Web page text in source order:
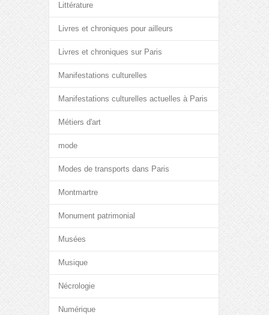
Littérature
Livres et chroniques pour ailleurs
Livres et chroniques sur Paris
Manifestations culturelles
Manifestations culturelles actuelles à Paris
Métiers d'art
mode
Modes de transports dans Paris
Montmartre
Monument patrimonial
Musées
Musique
Nécrologie
Numérique